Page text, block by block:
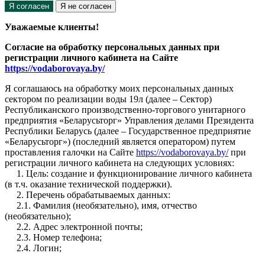
Я согласен Я не согласен
Уважаемые клиенты!
Согласие на обработку персональных данных при
регистрации личного кабинета на Сайте
https://vodaborovaya.by/
Я соглашаюсь на обработку моих персональных данных
сектором по реализации воды 19л (далее – Сектор)
Республиканского производственно-торгового унитарного
предприятия «Беларусьторг» Управления делами Президента
Республики Беларусь (далее – Государственное предприятие
«Беларусьторг») (последний является оператором) путем
проставления галочки на Сайте https://vodaborovaya.by/при
регистрации личного кабинета на следующих условиях:
1. Цель: создание и функционирование личного кабинета
(в т.ч. оказание технической поддержки).
2. Перечень обрабатываемых данных:
2.1. Фамилия (необязательно), имя, отчество
(необязательно);
2.2. Адрес электронной почты;
2.3. Номер телефона;
2.4. Логин;